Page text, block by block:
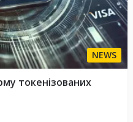
NEWS
токенізованих